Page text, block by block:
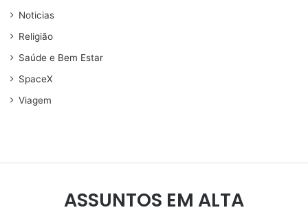
Noticias
Religião
Saúde e Bem Estar
SpaceX
Viagem
ASSUNTOS EM ALTA